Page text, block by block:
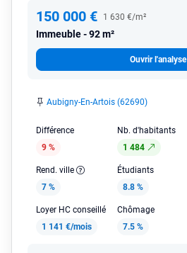
150 000 € 1 630 €/m²
Immeuble 92 m²
Ouvrir l'analyse
Aubigny-En-Artois (62690)
Différence
9 %
Nb. d'habitants
1 484
Rend. ville
7 %
Étudiants
8.8 %
Loyer HC conseillé
1 141 €/mois
Chômage
7.5 %